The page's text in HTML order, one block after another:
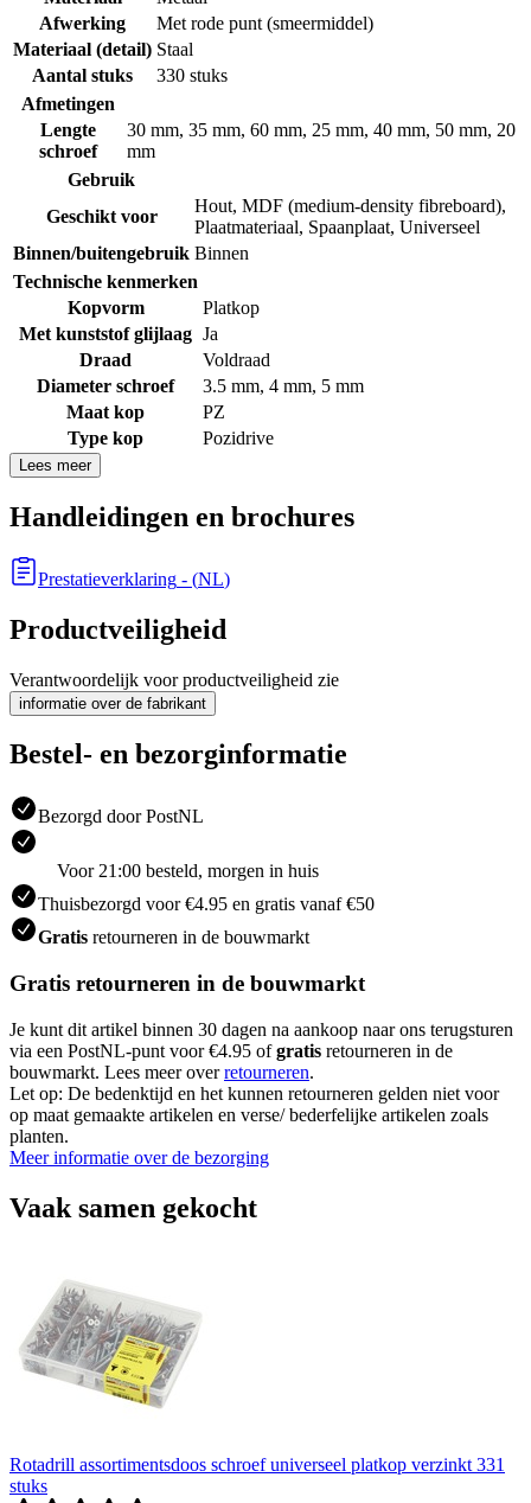
Afwerking
Met rode punt (smeermiddel)
Materiaal (detail) Staal
Aantal stuks
330 stuks
Afmetingen
Lengte
schroef
30 mm, 35 mm, 60 mm, 25 mm, 40 mm, 50 mm, 20
mm
Gebruik
Geschikt voor
Hout, MDF (medium-density fibreboard),
Plaatmateriaal, Spaanplaat, Universeel
Binnen/buitengebruik Binnen
Technische kenmerken
Kopvorm
Platkop
Met kunststof glijlaag Ja
Draad
Voldraad
Diameter schroef
3.5 mm, 4 mm, 5 mm
Maat kop
PZ
Type kop
Pozidrive
Lees meer
Handleidingen en brochures
Prestatieverklaring - (NL)
Productveiligheid
Verantwoordelijk voor productveiligheid zie
informatie over de fabrikant
Bestel- en bezorginformatie
Bezorgd door PostNL
Voor 21:00 besteld, morgen in huis
Thuisbezorgd voor €4.95 en gratis vanaf €50
Gratis retourneren in de bouwmarkt
Gratis retourneren in de bouwmarkt
Je kunt dit artikel binnen 30 dagen na aankoop naar ons terugsturen
via een PostNL-punt voor €4.95 ofgratis retourneren in de
bouwmarkt. Lees meer overretourneren.
Let op: De bedenktijd en het kunnen retourneren gelden niet voor
op maat gemaakte artikelen en verse/ bederfelijke artikelen zoals
planten.
Meer informatie over de bezorging
Vaak samen gekocht
Rotadrill assortimentsdoos schroef universeel platkop verzinkt 331
stuks